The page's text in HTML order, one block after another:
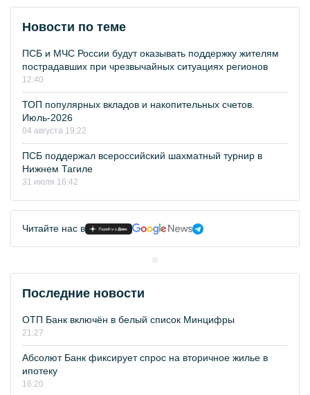
Новости по теме
ПСБ и МЧС России будут оказывать поддержку жителям
пострадавших при чрезвычайных ситуациях регионов
12:40
ТОП популярных вкладов и накопительных счетов.
Июль-2026
04 августа 19:22
ПСБ поддержал всероссийский шахматный турнир в
Нижнем Тагиле
31 июля 16:42
Читайте нас в
Последние новости
ОТП Банк включён в белый список Минцифры
21:27
Абсолют Банк фиксирует спрос на вторичное жилье в
ипотеку
16:20